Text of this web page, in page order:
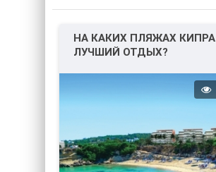
НА КАКИХ ПЛЯЖАХ КИПРА
ЛУЧШИЙ ОТДЫХ?